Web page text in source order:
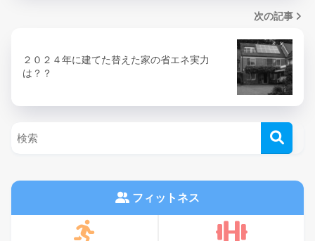
次の記事
２０２４年に建てた替えた家の省エネ実力
は？？
フィットネス